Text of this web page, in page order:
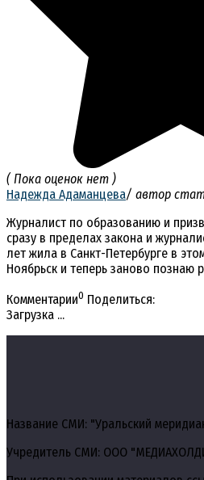
( Пока оценок нет )
Надежда Адаманцева/ автор
Журналист по образованию и
сразу в пределах закона и
лет жила в Санкт-Петербурге в
Ноябрьск и теперь заново познаю
Комментарии0 Поделиться:
Загрузка ...
Название СМИ: "Уральский
Учредитель СМИ: ООО